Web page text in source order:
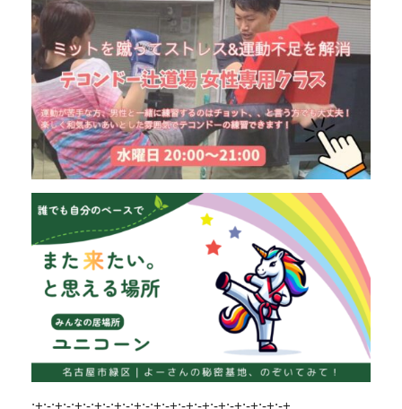
:+:-:+:-:+:-:+:-:+:-:+:-:+:-+:-+:-+:-+:-+:-+:-+:-+